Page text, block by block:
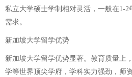
私立大学硕士学制相对灵活，一般在1-
需求。
新加坡大学留学优势
新加坡大学留学优势显著。教育质量上
学等世界顶尖学府，学科实力强劲，师